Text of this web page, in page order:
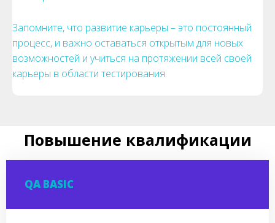
Запомните, что развитие карьеры – это постоянный
процесс, и важно оставаться открытым для новых
возможностей и учиться на протяжении всей своей
карьеры в области тестирования.
Повышение квалификации
QA BASIC